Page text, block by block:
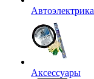
Автоэлектрика
Аксессуары